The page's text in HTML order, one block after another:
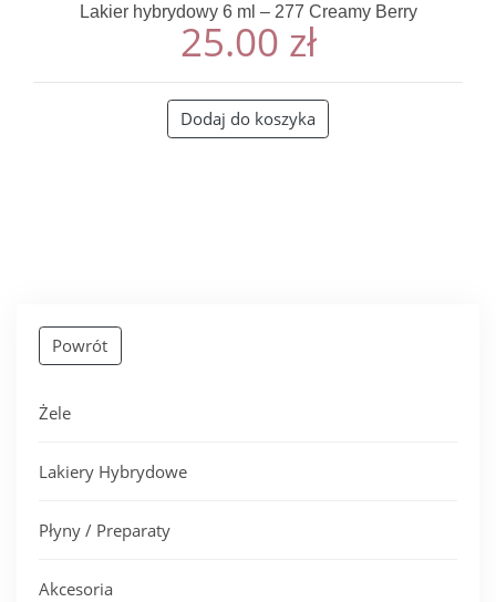
Powrót
Żele
Lakiery Hybrydowe
Płyny / Preparaty
Akcesoria
Lakier hybrydowy 6 ml – 277 Creamy Berry
25.00 zł
Dodaj do koszyka